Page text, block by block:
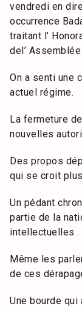
vendredi en
occurrence
traitant l’
del’
On a senti une
actuel régime.
La fermeture
nouvelles
Des propos
qui se croit
Un pédant
partie de la
intellectuelles .
Même les
de ces
Une bourde qui